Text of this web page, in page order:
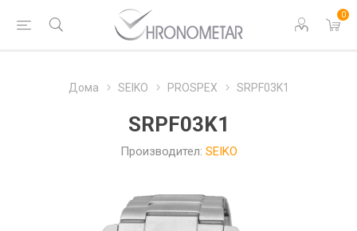
0
Дома SEIKO PROSPEX SRPF03K1
SRPF03K1
Производител: SEIKO